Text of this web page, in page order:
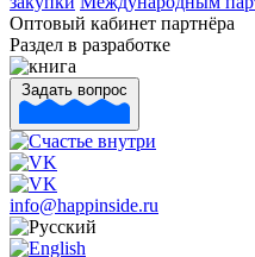
Оптовый кабинет партнёра
Раздел в разработке
Задать вопрос
info@happinside.ru